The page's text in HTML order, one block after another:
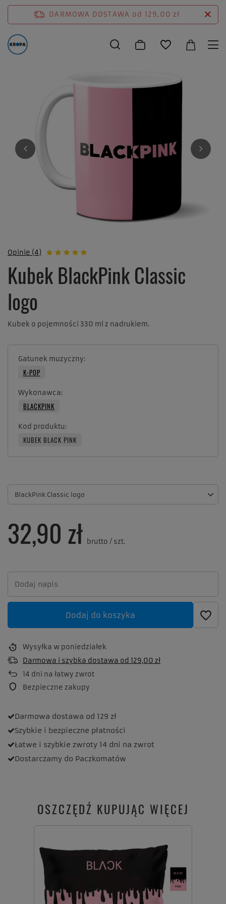
DARMOWA DOSTAWA od 129,00 zł
Opinie (4)
Kubek BlackPink Classic
logo
Kubek o pojemności 330 ml z nadrukiem.
Gatunek muzyczny
K-POP
Wykonawca
BLACKPINK
Kod produktu
KUBEK BLACK PINK
BlackPink Classic logo
32,90 zł brutto / szt.
Dodaj do koszyka
Wysyłka w poniedziałek
Darmowa i szybka dostawa od 129,00 zł
14 dni na łatwy zwrot
Bezpieczne zakupy
Darmowa dostawa od 129 zł
Szybkie i bezpieczne płatności
Łatwe i szybkie zwroty 14 dni na zwrot
Dostarczamy do Paczkomatów
OSZCZĘDŹ KUPUJĄC WIĘCEJ